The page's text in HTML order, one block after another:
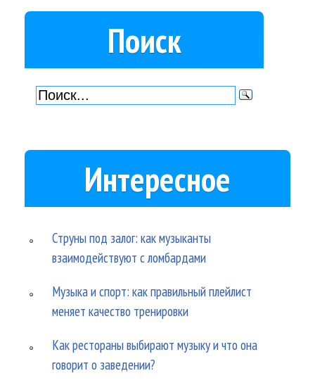
Поиск
Интересное
Струны под залог: как музыканты
взаимодействуют с ломбардами
Музыка и спорт: как правильный плейлист
меняет качество тренировки
Как рестораны выбирают музыку и что она
говорит о заведении?